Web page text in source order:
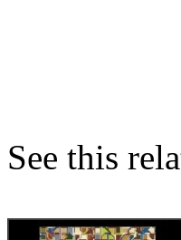
See this